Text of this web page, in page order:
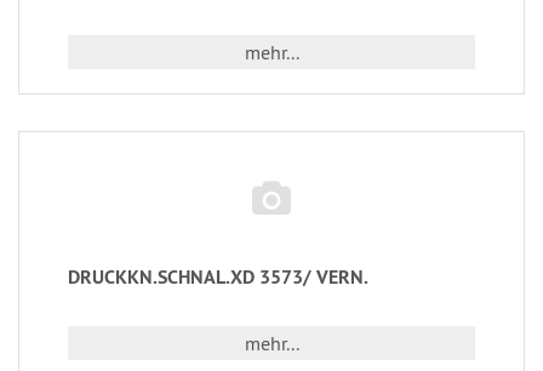
mehr...
DRUCKKN.SCHNAL.XD 3573/ VERN.
mehr...